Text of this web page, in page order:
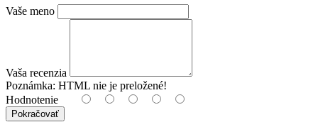
Vaše meno
Vaša recenzia
Poznámka: HTML nie je preložené!
Hodnotenie
Pokračovať